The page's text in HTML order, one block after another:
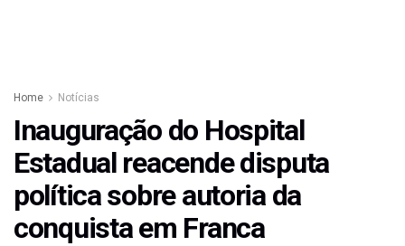
Home Notícias
Inauguração do Hospital
Estadual reacende disputa
política sobre autoria da
conquista em Franca